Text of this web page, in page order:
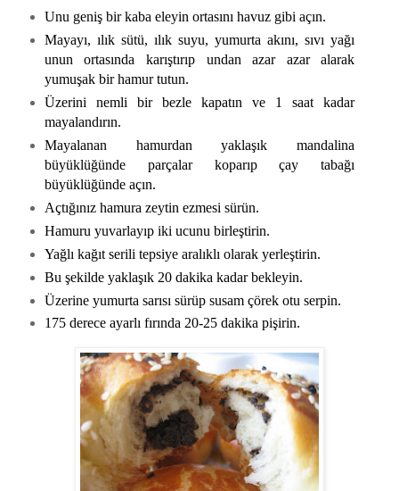
Unu geniş bir kaba eleyin ortasını havuz gibi açın.
Mayayı, ılık sütü, ılık suyu, yumurta akını, sıvı yağı
unun ortasında karıştırıp undan azar azar alarak
yumuşak bir hamur tutun.
Üzerini nemli bir bezle kapatın ve 1 saat kadar
mayalandırın.
Mayalanan hamurdan yaklaşık mandalina
büyüklüğünde parçalar koparıp çay tabağı
büyüklüğünde açın.
Açtığınız hamura zeytin ezmesi sürün.
Hamuru yuvarlayıp iki ucunu birleştirin.
Yağlı kağıt serili tepsiye aralıklı olarak yerleştirin.
Bu şekilde yaklaşık 20 dakika kadar bekleyin.
Üzerine yumurta sarısı sürüp susam çörek otu serpin.
175 derece ayarlı fırında 20-25 dakika pişirin.